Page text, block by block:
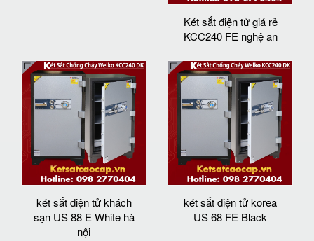
Két sắt điện tử giá rẻ
KCC240 FE nghệ an
két sắt điện tử khách
sạn US 88 E White hà
nội
két sắt điện tử korea
US 68 FE Black